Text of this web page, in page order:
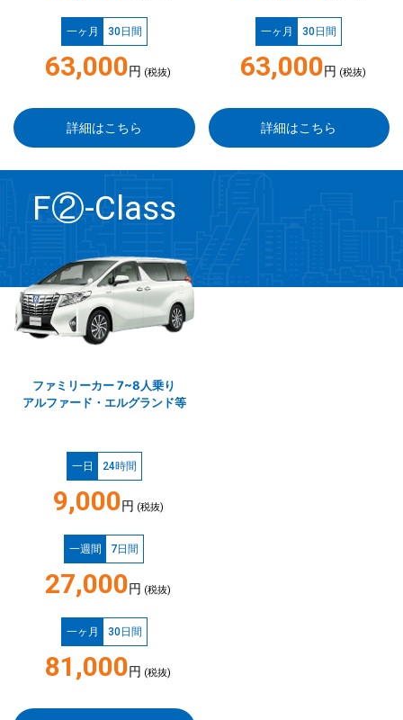
一ヶ月 30日間
63,000円 (税抜)
詳細はこちら
一ヶ月 30日間
63,000円 (税抜)
詳細はこちら
F②-Class
ファミリーカー 7~8人乗り
アルファード・エルグランド等
一日 24時間
9,000円 (税抜)
一週間 7日間
27,000円 (税抜)
一ヶ月 30日間
81,000円 (税抜)